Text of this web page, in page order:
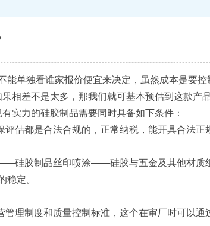
单独看谁家报价便宜来决定，虽然成本是要
相差不是太多，那我们就可基本预估到这款产
实力的硅胶制品需要同时具备如下条件：
估都是合法合规的，正常纳税，能开具合法正
硅胶制品丝印喷涂——硅胶与五金及其他材
稳定。
理制度和质量控制标准，这个在审厂时可以通